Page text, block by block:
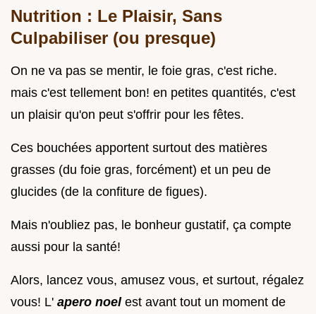
Nutrition : Le Plaisir, Sans
Culpabiliser (ou presque)
On ne va pas se mentir, le foie gras, c'est riche.
mais c'est tellement bon! en petites quantités, c'est
un plaisir qu'on peut s'offrir pour les fêtes.
Ces bouchées apportent surtout des matières
grasses (du foie gras, forcément) et un peu de
glucides (de la confiture de figues).
Mais n'oubliez pas, le bonheur gustatif, ça compte
aussi pour la santé!
Alors, lancez vous, amusez vous, et surtout, régalez
vous! L' apero noel est avant tout un moment de